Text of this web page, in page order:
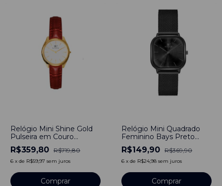
Relógio Mini Shine Gold
Pulseira em Couro
Brilhante Red
R$359,80 R$719,80
6 x de R$59,97 sem juros
Comprar
Relógio Mini Quadrado
Feminino Bays Preto
30mm - Aço Inoxidável
R$149,90 R$369,90
6 x de R$24,98 sem juros
Comprar